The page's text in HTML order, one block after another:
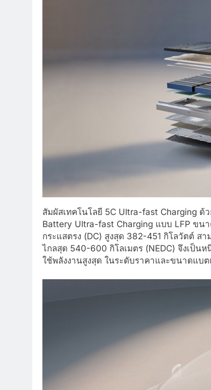
สัมผัสเทคโนโลยี 5C Ultra-fast Charging ด้
Battery Ultra-fast Charging แบบ LFP ขน
กระแสตรง (DC) สูงสุด 382-451 กิโลวัตต์ ส
ไกลสุด 540-600 กิโลเมตร (NEDC) จึงเป็น
ใช้พลังงานสูงสุด ในระดับราคาและขนาดแบต